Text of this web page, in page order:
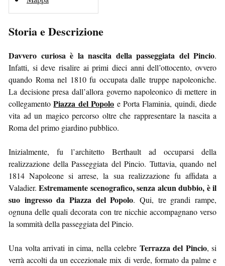
Storia e Descrizione
Davvero curiosa è la nascita della passeggiata del Pincio.
Infatti, si deve risalire ai primi dieci anni dell’ottocento, ovvero
quando Roma nel 1810 fu occupata dalle truppe napoleoniche.
La decisione presa dall’allora governo napoleonico di mettere in
collegamentoPiazza del Popolo e Porta Flaminia, quindi, diede
vita ad un magico percorso oltre che rappresentare la nascita a
Roma del primo giardino pubblico.
Inizialmente, fu l’architetto Berthault ad occuparsi della
realizzazione della Passeggiata del Pincio. Tuttavia, quando nel
1814 Napoleone si arrese, la sua realizzazione fu affidata a
Valadier.Estremamente scenografico, senza alcun dubbio, è il
suo ingresso da Piazza del Popolo. Qui, tre grandi rampe,
ognuna delle quali decorata con tre nicchie accompagnano verso
la sommità della passeggiata del Pincio.
Una volta arrivati in cima, nella celebre Terrazza del Pincio, si
verrà accolti da un eccezionale mix di verde, formato da palme e